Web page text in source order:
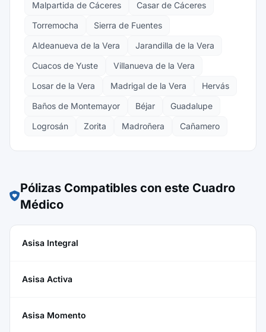
Malpartida de Cáceres
Casar de Cáceres
Torremocha
Sierra de Fuentes
Aldeanueva de la Vera
Jarandilla de la Vera
Cuacos de Yuste
Villanueva de la Vera
Losar de la Vera
Madrigal de la Vera
Hervás
Baños de Montemayor
Béjar
Guadalupe
Logrosán
Zorita Madroñera Cañamero
Pólizas Compatibles con este Cuadro
Médico
Asisa Integral
Asisa Activa
Asisa Momento